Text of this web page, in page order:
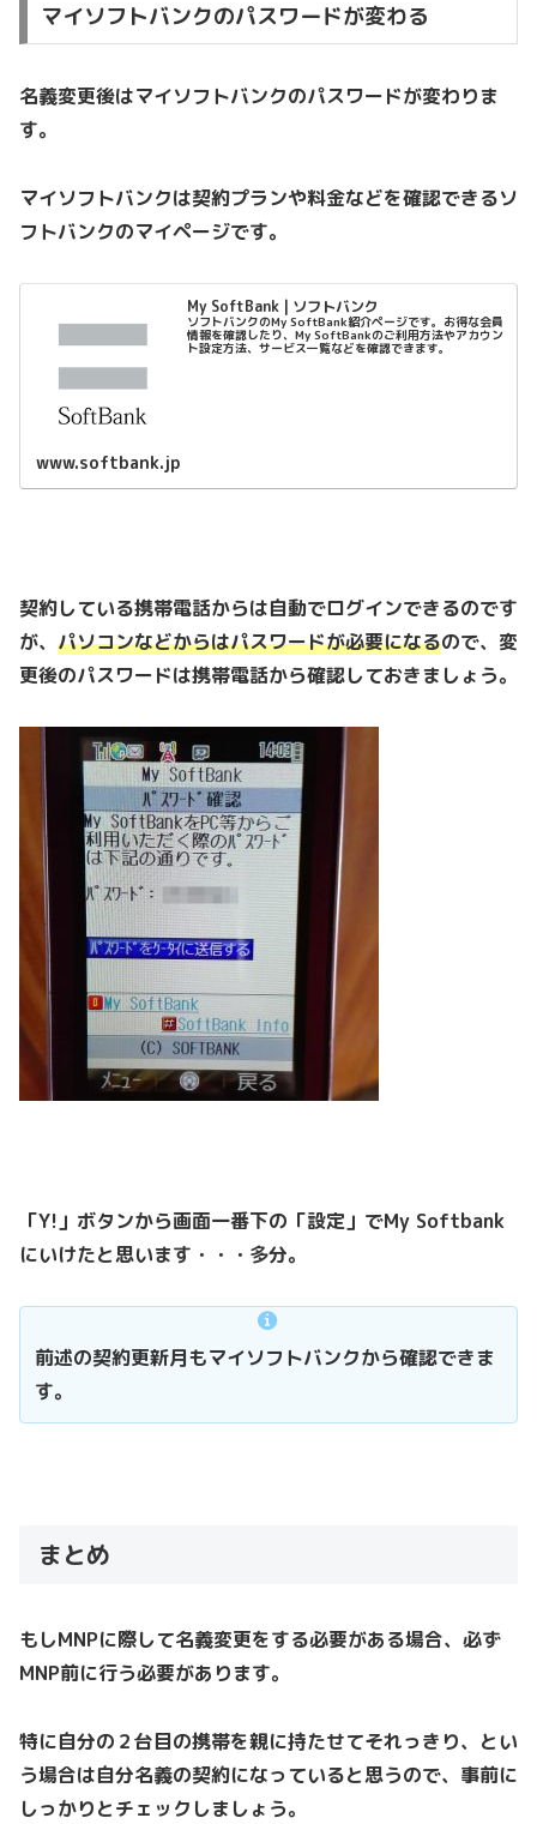
マイソフトバンクのパスワードが変わる
名義変更後はマイソフトバンクのパスワードが変わりま
す。
マイソフトバンクは契約プランや料金などを確認できるソ
フトバンクのマイページです。
My SoftBank | ソフトバンク
ソフトバンクのMy SoftBank紹介ページです。お得な会員
情報を確認したり、My SoftBankのご利用方法やアカウン
ト設定方法、サービス一覧などを確認できます。
www.softbank.jp
契約している携帯電話からは自動でログインできるのです
が、 パソコンなどからはパスワードが必要になるので、変
更後のパスワードは携帯電話から確認しておきましょう。
「Y!」ボタンから画面一番下の「設定」でMy Softbank
にいけたと思います・・・多分。
前述の契約更新月もマイソフトバンクから確認できま
す。
まとめ
もしMNPに際して名義変更をする必要がある場合、必ず
MNP前に行う必要があります。
特に自分の２台目の携帯を親に持たせてそれっきり、とい
う場合は自分名義の契約になっていると思うので、事前に
しっかりとチェックしましょう。